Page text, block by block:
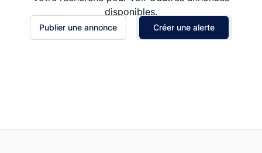
disponibles.
Publier une annonce Créer une alerte